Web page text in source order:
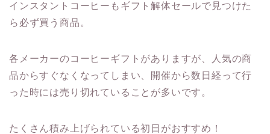
インスタントコーヒーもギフト解体セールで見つけた
ら必ず買う商品。
各メーカーのコーヒーギフトがありますが、人気の商
品からすぐなくなってしまい、開催から数日経って行
った時には売り切れていることが多いです。
たくさん積み上げられている初日がおすすめ！